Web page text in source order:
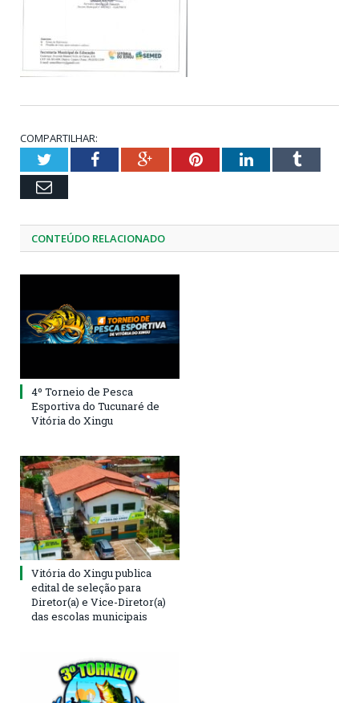
COMPARTILHAR:
TwitterFacebookGoogle+PinterestLinkedInTumblr
Email
CONTEÚDO RELACIONADO
4º Torneio de Pesca
Esportiva do Tucunaré de
Vitória do Xingu
Vitória do Xingu publica
edital de seleção para
Diretor(a) e Vice-Diretor(a)
das escolas municipais